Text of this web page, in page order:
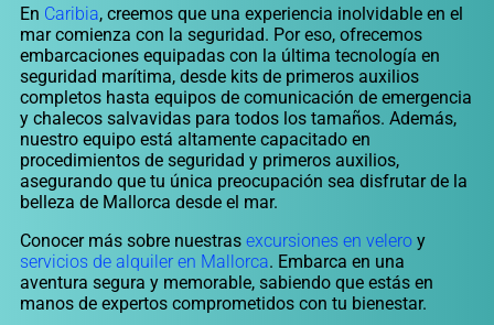
En Caribia, creemos que una experiencia inolvidable en el
mar comienza con la seguridad. Por eso, ofrecemos
embarcaciones equipadas con la última tecnología en
seguridad marítima, desde kits de primeros auxilios
completos hasta equipos de comunicación de emergencia
y chalecos salvavidas para todos los tamaños. Además,
nuestro equipo está altamente capacitado en
procedimientos de seguridad y primeros auxilios,
asegurando que tu única preocupación sea disfrutar de la
belleza de Mallorca desde el mar.
Conocer más sobre nuestras excursiones en velero y
servicios de alquiler en Mallorca. Embarca en una
aventura segura y memorable, sabiendo que estás en
manos de expertos comprometidos con tu bienestar.